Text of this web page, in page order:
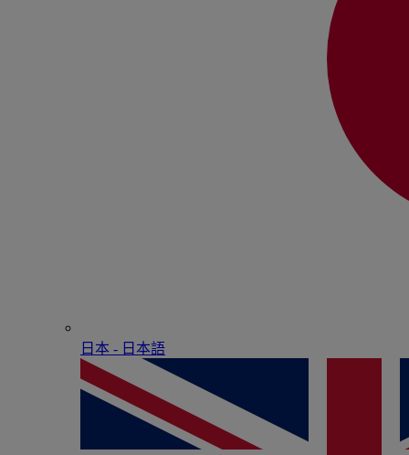
日本 - ⽇本語